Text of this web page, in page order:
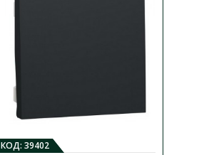
КОД: 39402